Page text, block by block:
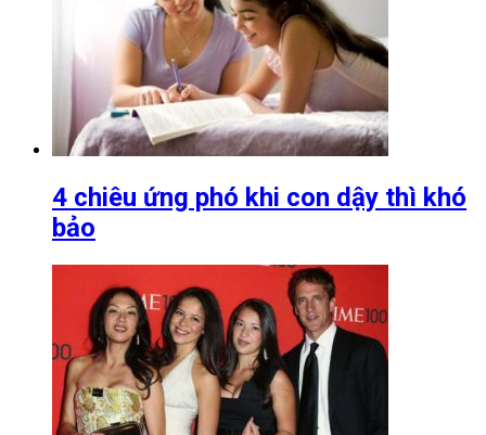
4 chiêu ứng phó khi con dậy thì khó
bảo